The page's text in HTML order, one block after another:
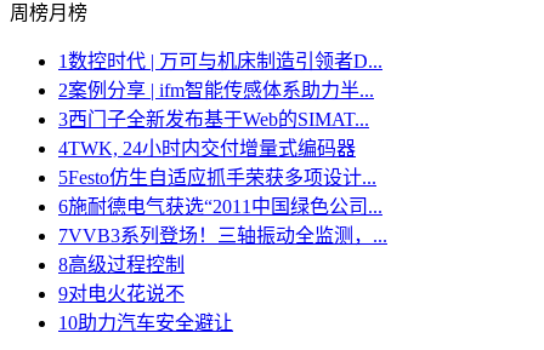
周榜月榜
1数控时代 | 万可与机床制造引领者D...
2案例分享 | ifm智能传感体系助力半...
3西门子全新发布基于Web的SIMAT...
4TWK, 24小时内交付增量式编码器
5Festo仿生自适应抓手荣获多项设计...
6施耐德电气获选“2011中国绿色公司...
7VVB3系列登场！三轴振动全监测，...
8高级过程控制
9对电火花说不
10助力汽车安全避让